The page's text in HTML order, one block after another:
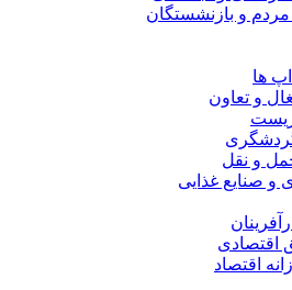
و بازنشستگان
ها
و تعاون
زیست
و نقل
و صنایع غذایی
اقتصادی
اقتصاد